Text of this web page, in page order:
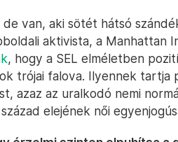
van, aki sötét hátsó
aktivista, a Manhattan
, hogy a SEL elméletben
trójai falova. Ilyennek tartja
azaz az uralkodó nemi
elejének női